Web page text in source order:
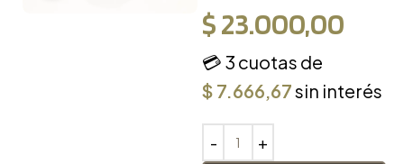
$23.000,00
💳 3 cuotas de
$ 7.666,67sin interés